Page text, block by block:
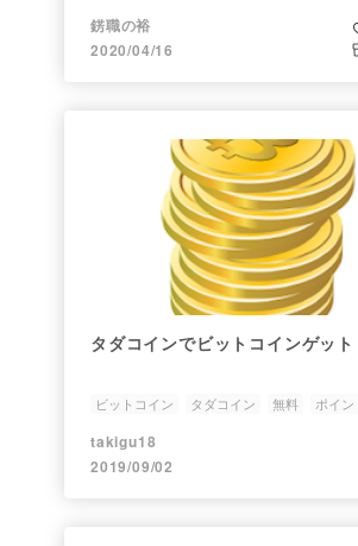
錺職の裕
2020/04/16
タダコインでビットコインゲット
ビットコイン タダコイン 無料 ポイン
takigu18
2019/09/02